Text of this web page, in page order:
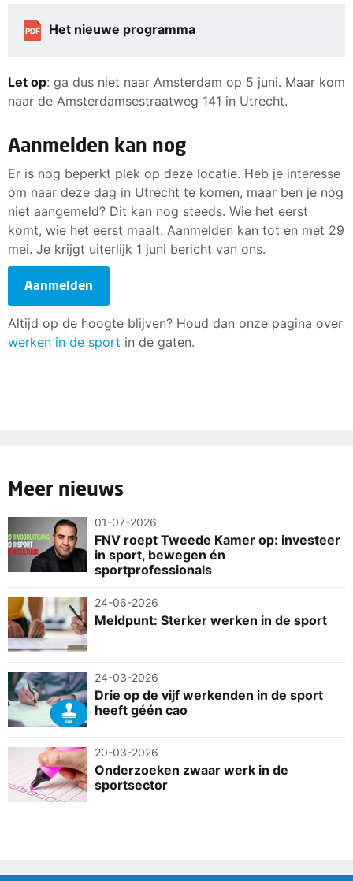
PDF Het nieuwe programma
Let op: ga dus niet naar Amsterdam op 5 juni. Maar kom
naar de Amsterdamsestraatweg 141 in Utrecht.
Aanmelden kan nog
Er is nog beperkt plek op deze locatie. Heb je interesse
om naar deze dag in Utrecht te komen, maar ben je nog
niet aangemeld? Dit kan nog steeds. Wie het eerst
komt, wie het eerst maalt. Aanmelden kan tot en met 29
mei. Je krijgt uiterlijk 1 juni bericht van ons.
Aanmelden
Altijd op de hoogte blijven? Houd dan onze pagina over
werken in de sport in de gaten.
Meer nieuws
01-07-2026
FNV roept Tweede Kamer op: investeer
in sport, bewegen én
sportprofessionals
24-06-2026
Meldpunt: Sterker werken in de sport
24-03-2026
Drie op de vijf werkenden in de sport
heeft géén cao
20-03-2026
Onderzoeken zwaar werk in de
sportsector